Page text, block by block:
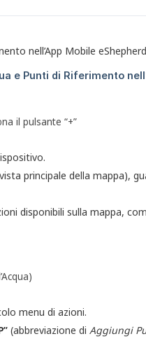
il pulsante “+”
principale della mappa),
disponibili sulla mappa,
menu di azioni.
(abbreviazione di Aggiungi